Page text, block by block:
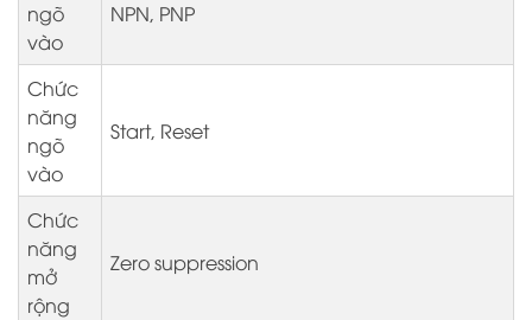
ngõ
vào
NPN, PNP
Chức
năng
ngõ
vào
Start, Reset
Chức
năng
mở
rộng
Zero suppression